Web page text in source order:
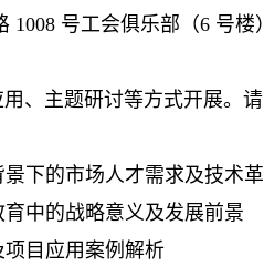
1008 号工会俱乐部（6 号楼
、主题研讨等方式开展。
下的市场人才需求及技术
中的战略意义及发展前景
目应用案例解析